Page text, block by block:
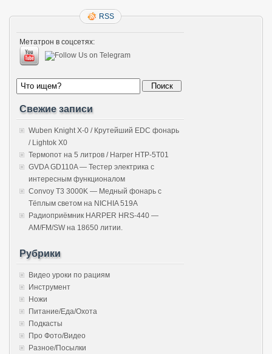
RSS
Метатрон в соцсетях:
Свежие записи
Wuben Knight X-0 / Крутейший EDC фонарь
/ Lightok X0
Термопот на 5 литров / Harper HTP-5T01
GVDA GD110A — Тестер электрика с
интересным функционалом
Convoy T3 3000K — Медный фонарь с
Тёплым светом на NICHIA 519A
Радиоприёмник HARPER HRS-440 —
AM/FM/SW на 18650 литии.
Рубрики
Видео уроки по рациям
Инструмент
Ножи
Питание/Еда/Охота
Подкасты
Про Фото/Видео
Разное/Посылки